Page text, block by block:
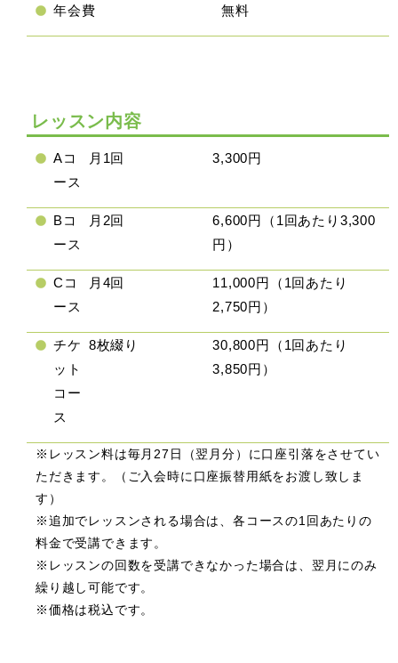
年会費 無料
レッスン内容
Aコ
ース
月1回 3,300円
Bコ
ース
月2回
6,600円（1回あたり3,300
円）
Cコ
ース
月4回
11,000円（1回あたり
2,750円）
チケ
ット
コー
ス
8枚綴り
30,800円（1回あたり
3,850円）
※レッスン料は毎月27日（翌月分）に口座引落をさせてい
ただきます。（ご入会時に口座振替用紙をお渡し致しま
す）
※追加でレッスンされる場合は、各コースの1回あたりの
料金で受講できます。
※レッスンの回数を受講できなかった場合は、翌月にのみ
繰り越し可能です。
※価格は税込です。